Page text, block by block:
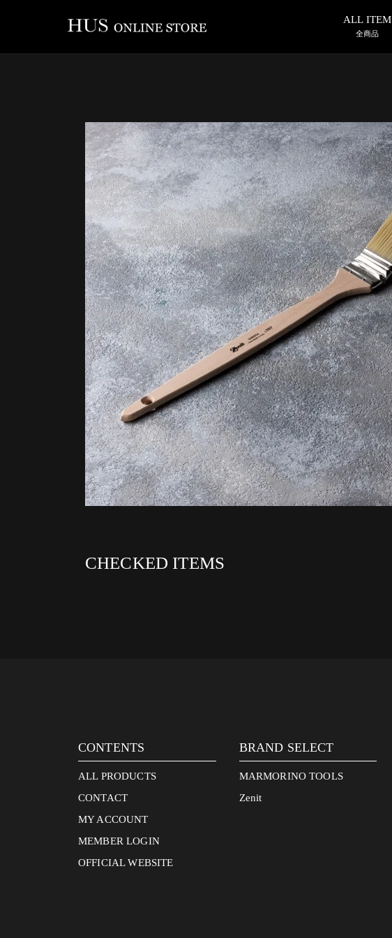
ALL ITEM
全商品
CHECKED ITEMS
CONTENTS
ALL PRODUCTS
CONTACT
MY ACCOUNT
MEMBER LOGIN
OFFICIAL WEBSITE
BRAND SELECT
MARMORINO TOOLS
Zenit